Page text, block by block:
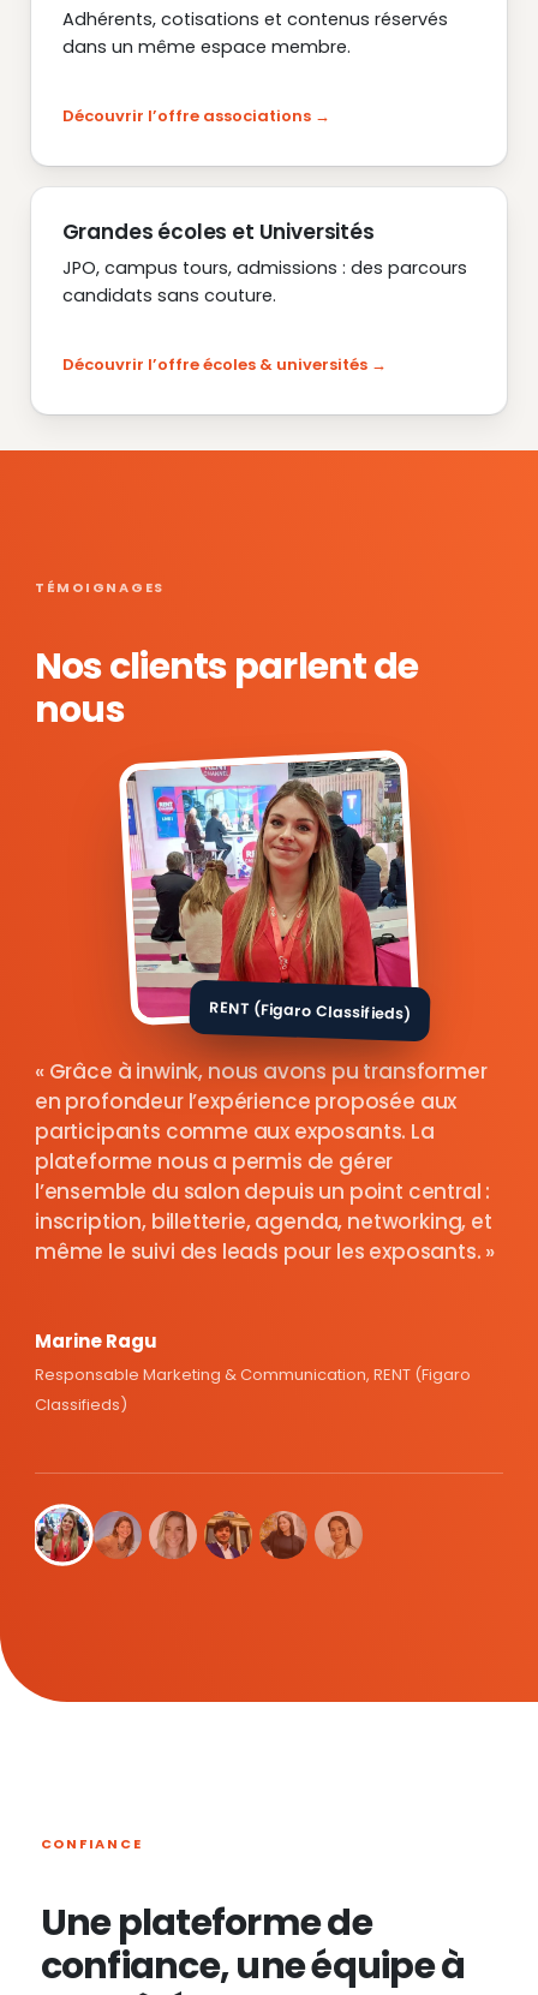
Adhérents, cotisations et contenus réservés
dans un même espace membre.
Découvrir l’offre associations
Grandes écoles et Universités
JPO, campus tours, admissions : des parcours
candidats sans couture.
Découvrir l’offre écoles & universités
TÉMOIGNAGES
Nos clients parlent de
nous
RENT (Figaro Classifieds)
Grâce à inwink, nous avons pu transformer
en profondeur l’expérience proposée aux
participants comme aux exposants. La
plateforme nous a permis de gérer
l’ensemble du salon depuis un point central :
inscription, billetterie, agenda, networking, et
même le suivi des leads pour les exposants.
Marine Ragu
Responsable Marketing & Communication, RENT (Figaro
Classifieds)
CONFIANCE
Une plateforme de
confiance, une équipe à